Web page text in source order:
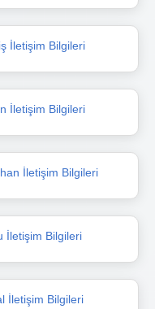
İletişim Bilgileri
İletişim Bilgileri
İletişim Bilgileri
İletişim Bilgileri
İletişim Bilgileri